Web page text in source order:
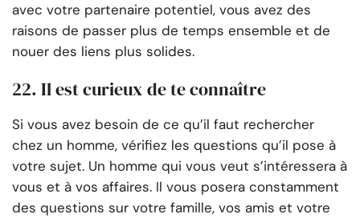
avec votre partenaire potentiel, vous avez des
raisons de passer plus de temps ensemble et de
nouer des liens plus solides.
22. Il est curieux de te connaître
Si vous avez besoin de ce qu’il faut rechercher
chez un homme, vérifiez les questions qu’il pose à
votre sujet. Un homme qui vous veut s’intéressera à
vous et à vos affaires. Il vous posera constamment
des questions sur votre famille, vos amis et votre